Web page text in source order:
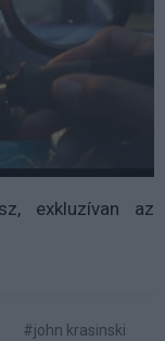
exkluzívan az
#john krasinski